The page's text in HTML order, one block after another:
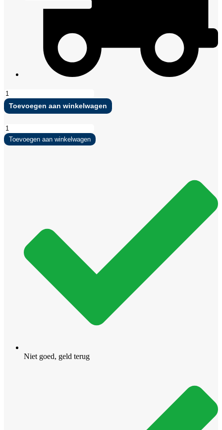
The
Indian
Maharadja
Bag
TCLR
Black
Toevoegen aan winkelwagen
The
Indian
Maharadja
Toevoegen aan winkelwagen
Niet goed, geld terug